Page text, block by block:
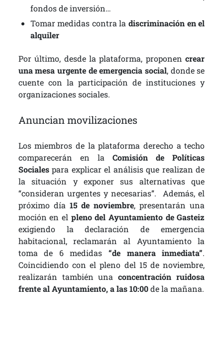
fondos de inversión…
Tomar medidas contra ladiscriminación en el
alquiler
Por último, desde la plataforma, proponen crear
una mesa urgente de emergencia social, donde se
cuente con la participación de instituciones y
organizaciones sociales.
Anuncian movilizaciones
Los miembros de la plataforma derecho a techo
comparecerán en laComisión de Políticas
Socialespara explicar el análisis que realizan de
la situación y exponer sus alternativas que
“consideran urgentes y necesarias”. Además, el
próximo día 15 de noviembre, presentarán una
moción en el pleno del Ayuntamiento de Gasteiz
exigiendo la declaración de emergencia
habitacional, reclamarán al Ayuntamiento la
toma de 6 medidas“de manera inmediata”.
Coincidiendo con el pleno del 15 de noviembre,
realizarán también unaconcentración ruidosa
frente al Ayuntamiento, a las 10:00de la mañana.